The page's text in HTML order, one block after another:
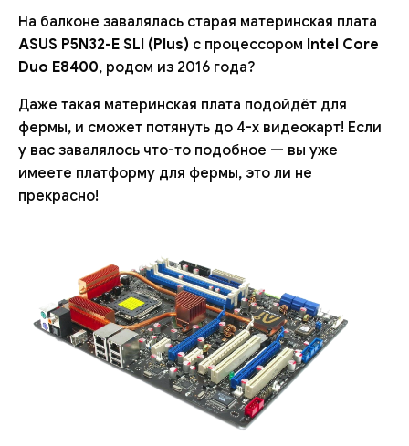
На балконе завалялась старая материнская плата
ASUS P5N32-E SLI (Plus) с процессором Intel Core
Duo E8400, родом из 2016 года?
Даже такая материнская плата подойдёт для
фермы, и сможет потянуть до 4-х видеокарт! Если
у вас завалялось что-то подобное — вы уже
имеете платформу для фермы, это ли не
прекрасно!